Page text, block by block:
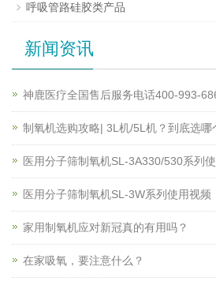
呼吸管路硅胶类产品
新闻资讯
神鹿医疗全国售后服务电话400-993-
制氧机选购攻略| 3L机/5L机？到底选哪
医用分子筛制氧机SL-3A330/530系列
医用分子筛制氧机SL-3W系列使用视频
家用制氧机应对新冠真的有用吗？
在家吸氧，要注意什么？